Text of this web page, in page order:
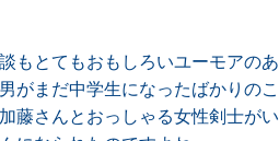
もとてもおもしろいユーモアの
がまだ中学生になったばかりの
藤さんとおっしゃる女性剣士が